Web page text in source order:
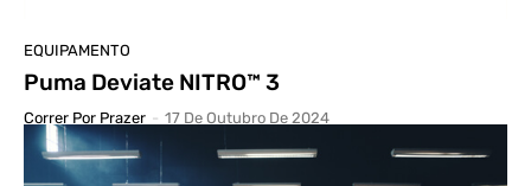
EQUIPAMENTO
Puma Deviate NITRO™ 3
Correr Por Prazer - 17 De Outubro De 2024